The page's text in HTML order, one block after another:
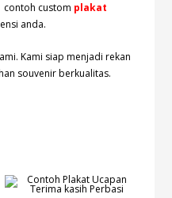
contoh custom plakat
anda.
Kami siap menjadi rekan
souvenir berkualitas.